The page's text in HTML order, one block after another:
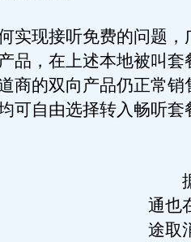
现接听免费的问题，
品，在上述本地被叫套
商的双向产品仍正常销
可自由选择转入畅听套
据
通也
途取